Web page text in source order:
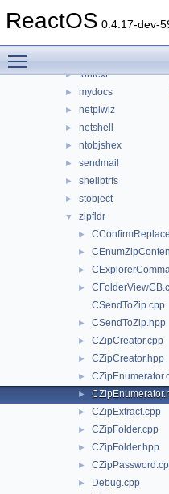
ReactOS 0.4.17-dev-
► deskadp
► fontext
► mydocs
► netplwiz
► netshell
► ntobjshex
► sendmail
► shellbtrfs
► stobject
▼ zipfldr
►
►
►
►
CSendToZip.cpp
► CSendToZip.hpp
► CZipCreator.cpp
► CZipCreator.hpp
►
►
► CZipExtract.cpp
► CZipFolder.cpp
► CZipFolder.hpp
►
► Debug.cpp